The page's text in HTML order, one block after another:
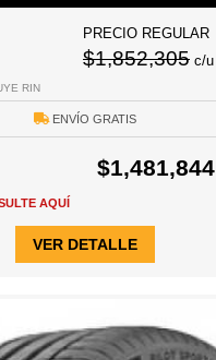
PRECIO REGULAR
$1,852,305 c/u
RIN
ENVÍO GRATIS
$1,481,844
AQUÍ
VER DETALLE